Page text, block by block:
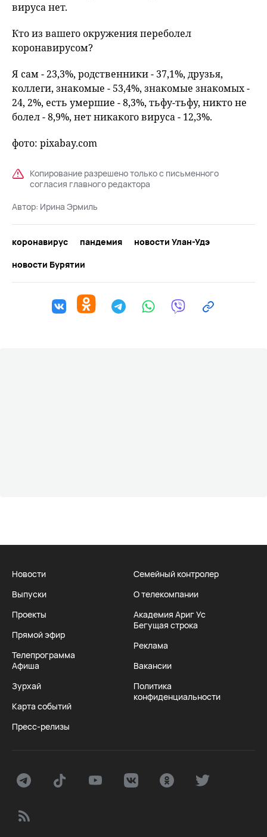
вируса нет.
Кто из вашего окружения переболел
коронавирусом?
Я сам - 23,3%, родственники - 37,1%, друзья,
коллеги, знакомые - 53,4%, знакомые знакомых -
24, 2%, есть умершие - 8,3%, тьфу-тьфу, никто не
болел - 8,9%, нет никакого вируса - 12,3%.
фото: pixabay.com
Копирование разрешено только с письменного
согласия главного редактора
Автор: Ирина Эрмиль
коронавирус пандемия
новости Улан-Удэ
новости Бурятии
Новости
Выпуски
Проекты
Прямой эфир
Телепрограмма
Афиша
Зурхай
Карта событий
Пресс-релизы
Семейный контролер
О телекомпании
Академия Ариг Ус
Бегущая строка
Реклама
Вакансии
Политика
конфиденциальности